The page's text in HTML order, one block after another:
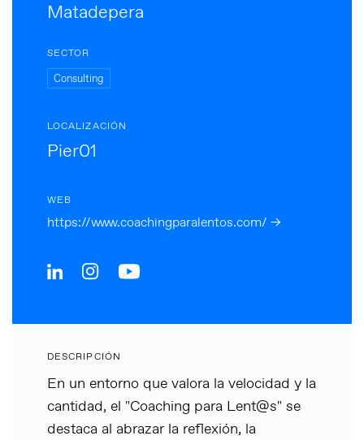
Matadepera
SECTOR
Consulting
LOCALIZACIÓN
Pier01
WEB
https://www.coachingparalentos.com/ →
DESCRIPCIÓN
En un entorno que valora la velocidad y la
cantidad, el "Coaching para Lent@s" se
destaca al abrazar la reflexión, la